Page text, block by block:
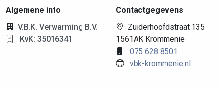
Algemene info
V.B.K. Verwarming B.V.
KvK: 35016341
Contactgegevens
Zuiderhoofdstraat 135
1561AK Krommenie
075 628 8501
vbk-krommenie.nl